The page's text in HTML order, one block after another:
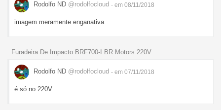
Rodolfo ND @rodolfocloud - em 08/11/2018
imagem meramente enganativa
Furadeira De Impacto BRF700-I BR Motors 220V
Rodolfo ND @rodolfocloud - em 07/11/2018
é só no 220V